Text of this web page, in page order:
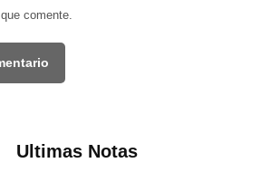
comente.
Ultimas Notas